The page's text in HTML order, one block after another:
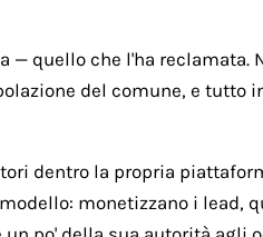
— quello che l'ha reclamata.
del comune, e tutto
dentro la propria
monetizzano i lead,